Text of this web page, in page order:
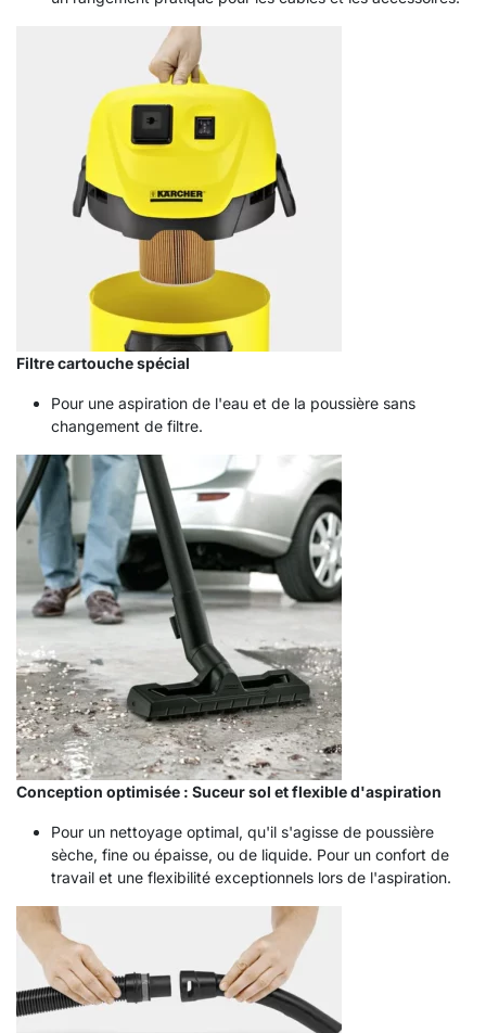
Filtre cartouche spécial
Pour une aspiration de l'eau et de la poussière sans
changement de filtre.
Conception optimisée : Suceur sol et flexible d'aspiration
Pour un nettoyage optimal, qu'il s'agisse de poussière
sèche, fine ou épaisse, ou de liquide. Pour un confort de
travail et une flexibilité exceptionnels lors de l'aspiration.